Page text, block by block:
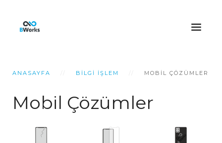
ANASAYFA BILGI İŞLEM MOBIL ÇÖZÜMLER
Mobil Çözümler